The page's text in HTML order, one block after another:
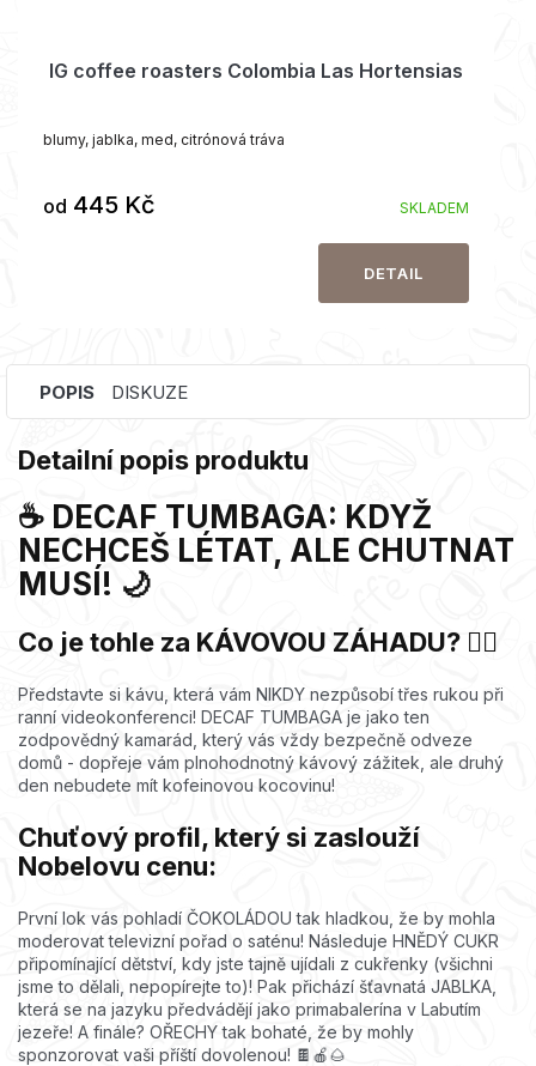
IG coffee roasters Colombia Las Hortensias
SKLADEM
od 445 Kč
DETAIL
blumy, jablka, med, citrónová tráva
POPIS DISKUZE
Detailní popis produktu
☕ DECAF TUMBAGA: KDYŽ
NECHCEŠ LÉTAT, ALE CHUTNAT
MUSÍ! 🌙
Co je tohle za KÁVOVOU ZÁHADU? 🕵️‍♀️
Představte si kávu, která vám NIKDY nezpůsobí třes rukou při
ranní videokonferenci! DECAF TUMBAGA je jako ten
zodpovědný kamarád, který vás vždy bezpečně odveze
domů - dopřeje vám plnohodnotný kávový zážitek, ale druhý
den nebudete mít kofeinovou kocovinu!
Chuťový profil, který si zaslouží
Nobelovu cenu:
První lok vás pohladí ČOKOLÁDOU tak hladkou, že by mohla
moderovat televizní pořad o saténu! Následuje HNĚDÝ CUKR
připomínající dětství, kdy jste tajně ujídali z cukřenky (všichni
jsme to dělali, nepopírejte to)! Pak přichází šťavnatá JABLKA,
která se na jazyku předvádějí jako primabalerína v Labutím
jezeře! A finále? OŘECHY tak bohaté, že by mohly
sponzorovat vaši příští dovolenou! 🍫🍎🌰